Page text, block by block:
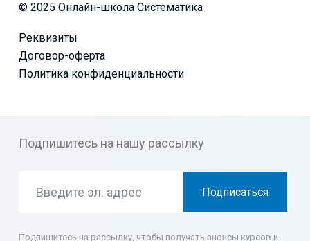
© 2025 Онлайн-школа Систематика
Реквизиты
Договор-оферта
Политика конфиденциальности
Подпишитесь на нашу рассылку
Подписаться
Подпишитесь на рассылку, чтобы получать анонсы курсов и